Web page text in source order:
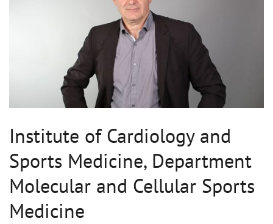
Institute of Cardiology and
Sports Medicine, Department
Molecular and Cellular Sports
Medicine